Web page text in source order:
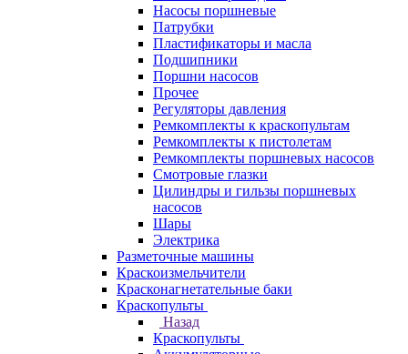
Насосы поршневые
Патрубки
Пластификаторы и масла
Подшипники
Поршни насосов
Прочее
Регуляторы давления
Ремкомплекты к краскопультам
Ремкомплекты к пистолетам
Ремкомплекты поршневых насосов
Смотровые глазки
Цилиндры и гильзы поршневых
насосов
Шары
Электрика
Разметочные машины
Краскоизмельчители
Красконагнетательные баки
Краскопульты
Назад
Краскопульты